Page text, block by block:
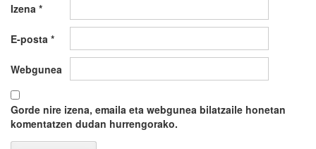
Izena *
E-posta *
Webgunea
Gorde nire izena, emaila eta webgunea bilatzaile honetan
komentatzen dudan hurrengorako.